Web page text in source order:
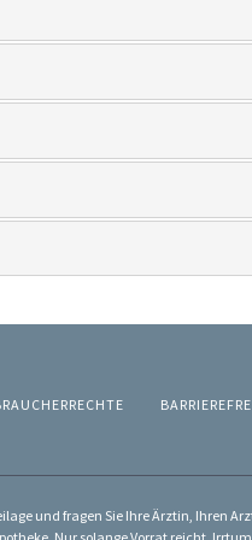
und fragen Sie Ihre Ärztin, Ihren